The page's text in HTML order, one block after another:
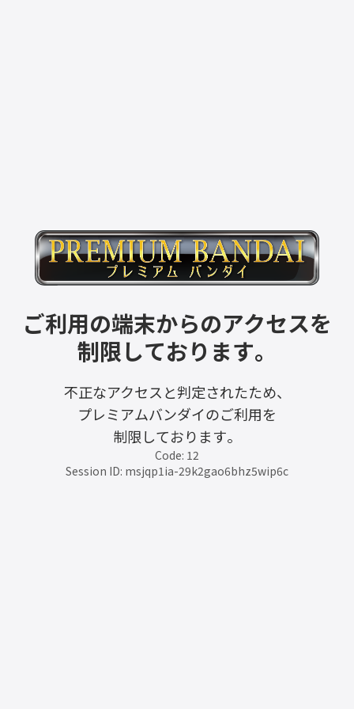
ご利用の端末からのアクセスを
制限しております。
不正なアクセスと判定されたため、
プレミアムバンダイのご利用を
制限しております。
Code: 12
Session ID: msjqp1ia-29k2gao6bhz5wip6c